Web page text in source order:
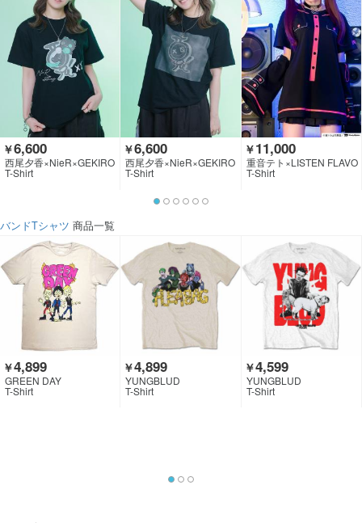
￥6,600
西尾夕香×NieR×GEKIRO
CK CLOTHING
T-Shirt
￥6,600
西尾夕香×NieR×GEKIRO
CK CLOTHING
T-Shirt
￥11,000
重音テト×LISTEN FLAVO
R
T-Shirt
バンドTシャツ 商品一覧
￥4,899
GREEN DAY
T-Shirt
￥4,899
YUNGBLUD
T-Shirt
￥4,599
YUNGBLUD
T-Shirt